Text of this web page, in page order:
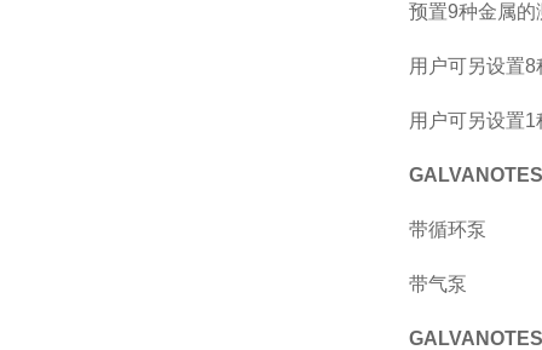
预置9种金属
用户可另设置
用户可另设置
带循环泵
带气泵